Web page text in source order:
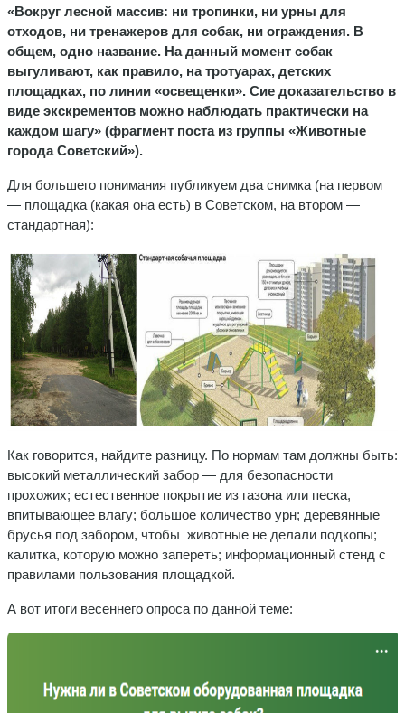
«Вокруг лесной массив: ни тропинки, ни урны для
отходов, ни тренажеров для собак, ни ограждения. В
общем, одно название. На данный момент собак
выгуливают, как правило, на тротуарах, детских
площадках, по линии «освещенки». Сие доказательство в
виде экскрементов можно наблюдать практически на
каждом шагу» (фрагмент поста из группы «Животные
города Советский»).
Для большего понимания публикуем два снимка (на первом
— площадка (какая она есть) в Советском, на втором —
стандартная):
Как говорится, найдите разницу. По нормам там должны быть:
высокий металлический забор — для безопасности
прохожих; естественное покрытие из газона или песка,
впитывающее влагу; большое количество урн; деревянные
брусья под забором, чтобы животные не делали подкопы;
калитка, которую можно запереть; информационный стенд с
правилами пользования площадкой.
А вот итоги весеннего опроса по данной теме: